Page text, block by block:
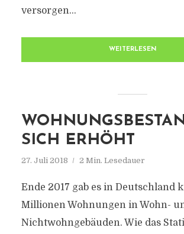
versorgen...
WEITERLESEN
SICH ERHÖHT
27. Juli 2018 2 Min. Lesedauer
Ende 2017 gab es in Deutschland
Millionen Wohnungen in Wohn-
Nichtwohngebäuden. Wie das